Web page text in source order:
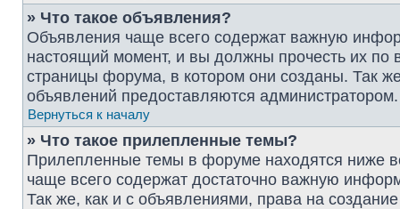
» Что такое объявления?
Объявления чаще всего содержат важную
настоящий момент, и вы должны прочесть их
страницы форума, в котором они созданы. Так
объявлений предоставляются администратором.
Вернуться к началу
» Что такое прилепленные темы?
Прилепленные темы в форуме находятся ниже
чаще всего содержат достаточно важную
Так же, как и с объявлениями, права на